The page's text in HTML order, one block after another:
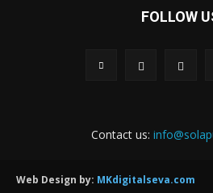
FOLLOW
Contact us:
Web Design by: MKdigitalseva.com